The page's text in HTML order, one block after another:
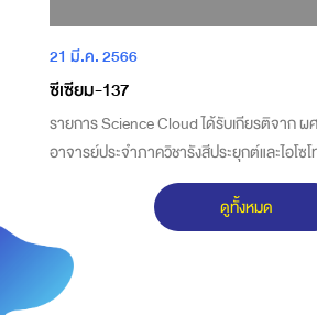
21 มี.ค. 2566
ซีเซียม-137
รายการ Science Cloud ได้รับเกียรติจาก
อาจารย์ประจำภาควิชารังสีประยุกต์และไอโ
มหาวิทยาลัยเกษตรศาสตร์ จะมาไขข้อข้องใจ
การหายไปของ Cesium-137ดูทั้งหมด